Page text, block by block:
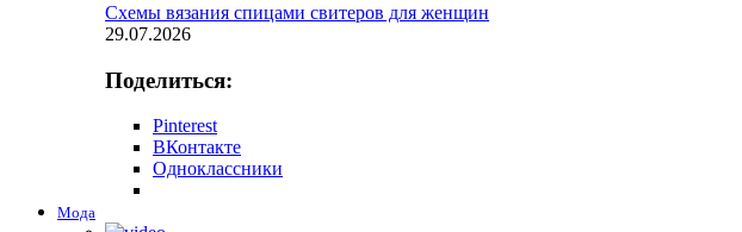
Схемы вязания спицами свитеров для женщин
29.07.2026
Поделиться:
Pinterest
ВКонтакте
Одноклассники
Мода